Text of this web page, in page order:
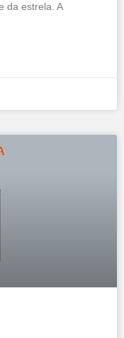
da estrela. A